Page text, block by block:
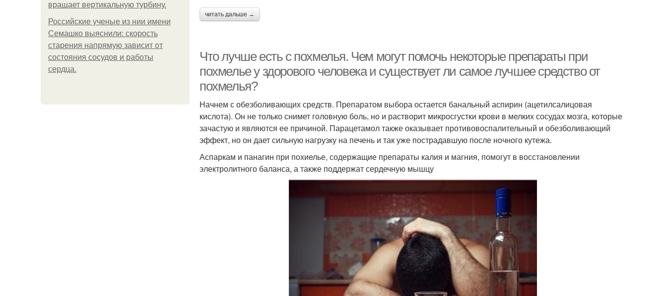
вращает вертикальную турбину.
Российские ученые из нии имени
Семашко выяснили: скорость
старения напрямую зависит от
состояния сосудов и работы
сердца.
читать дальше →
Что лучше есть с похмелья. Чем могут помочь некоторые препараты при
похмелье у здорового человека и существует ли самое лучшее средство от
похмелья?
Начнем с обезболивающих средств. Препаратом выбора остается банальный аспирин (ацетилсалицовая
кислота). Он не только снимет головную боль, но и растворит микросгустки крови в мелких сосудах мозга, которые
зачастую и являются ее причиной. Парацетамол также оказывает противовоспалительный и обезболивающий
эффект, но он дает сильную нагрузку на печень и так уже пострадавшую после ночного кутежа.
Аспаркам и панагин при похиелье, содержащие препараты калия и магния, помогут в восстановлении
электролитного баланса, а также поддержат сердечную мышцу